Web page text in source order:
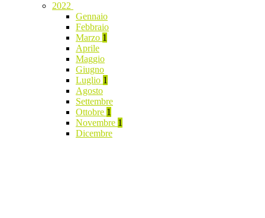
2022
Gennaio
Febbraio
Marzo 1
Aprile
Maggio
Giugno
Luglio 1
Agosto
Settembre
Ottobre 1
Novembre 1
Dicembre